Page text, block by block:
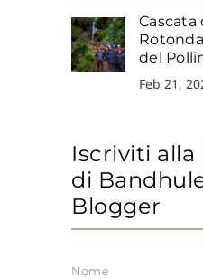
Cascata
del
Feb 21,
Iscriviti
di
Blogger
Nome